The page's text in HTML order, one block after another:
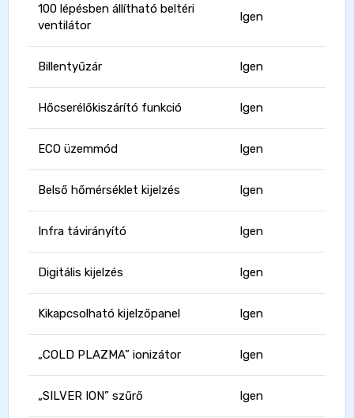
100 lépésben állítható beltéri
ventilátor
Igen
Billentyűzár Igen
Hőcserélőkiszárító funkció Igen
ECO üzemmód Igen
Belső hőmérséklet kijelzés Igen
Infra távirányító Igen
Digitális kijelzés Igen
Kikapcsolható kijelzőpanel Igen
„COLD PLAZMA” ionizátor Igen
„SILVER ION” szűrő Igen